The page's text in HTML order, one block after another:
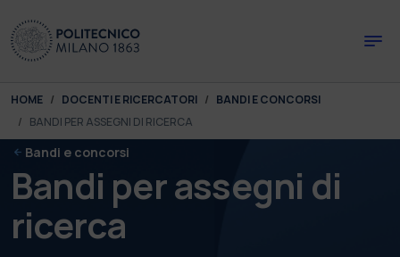
You are here:
HOME DOCENTI E RICERCATORI
BANDI E CONCORSI
BANDI PER ASSEGNI DI RICERCA
Bandi e concorsi
Bandi per assegni di
ricerca